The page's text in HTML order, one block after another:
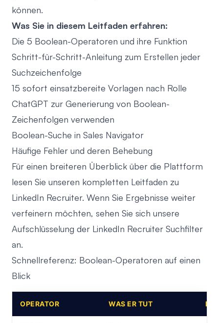
können.
Was Sie in diesem Leitfaden erfahren:
Die 5 Boolean-Operatoren und ihre Funktion
Schritt-für-Schritt-Anleitung zum Erstellen jeder
Suchzeichenfolge
15 sofort einsatzbereite Vorlagen nach Rolle
ChatGPT zur Generierung von Boolean-
Zeichenfolgen verwenden
Boolean-Suche in Sales Navigator
Häufige Fehler und deren Behebung
Für einen breiteren Überblick über die Plattform
lesen Sie unseren kompletten Leitfaden zu
LinkedIn Recruiter. Wenn Sie Ergebnisse weiter
verfeinern möchten, sehen Sie sich unsere
Aufschlüsselung der LinkedIn Recruiter Suchfilter
an.
Schnellreferenz: Boolean-Operatoren auf einen
Blick
OPERATOR WAS ER TUT